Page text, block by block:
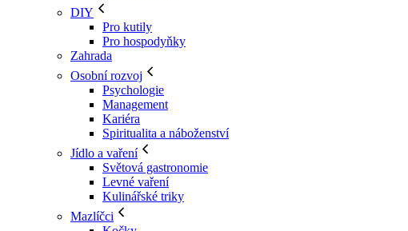
DIY
Pro kutily
Pro hospodyňky
Zahrada
Osobní rozvoj
Psychologie
Management
Kariéra
Spiritualita a náboženství
Jídlo a vaření
Světová gastronomie
Levné vaření
Kulinářské triky
Mazlíčci